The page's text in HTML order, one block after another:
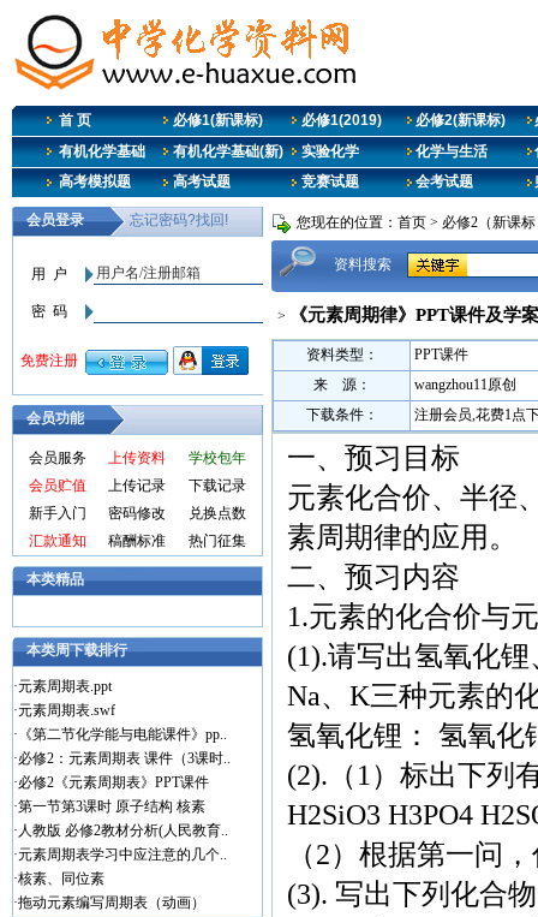
首 页 必修1(新课标) 必修1(2019) 必修2(新课标)
有机化学基础
有机化学基础(新) 实验化学 化学与生活
高考模拟题
高考试题 竞赛试题 会考试题
会员功能
会员服务 上传资料
学校包年
会员贮值
上传记录
下载记录
新手入门
密码修改
兑换点数
汇款通知
稿酬标准 热门征集
本类精品
本类周下载排行
·元素周期表.ppt
·元素周期表.swf
· 《第二节化学能与电能课件》pp..
·必修2：元素周期表 课件（3课时..
·必修2《元素周期表》PPT课件
·第一节第3课时 原子结构 核素
· 人教版 必修2教材分析(人民教育..
·元素周期表学习中应注意的几个..
·核素、同位素
·拖动元素编写周期表（动画）
您现在的位置： 首页 > 必修2（新课
资料搜索
> 《元素周期律》PPT课件及学案
资料类型：
PPT课件
来 源：
wangzhou11原创
下载条件：
注册会员,花费1点
一、预习目标
元素化合价、半径
素周期律的应用。
二、预习内容
1.元素的化合价与
(1).请写出氢氧化
Na、K三种元素的
氢氧化锂： 氢氧化
(2).（1）标出下列
H2SiO3 H3PO4
（2）根据第一问
(3). 写出下列化合